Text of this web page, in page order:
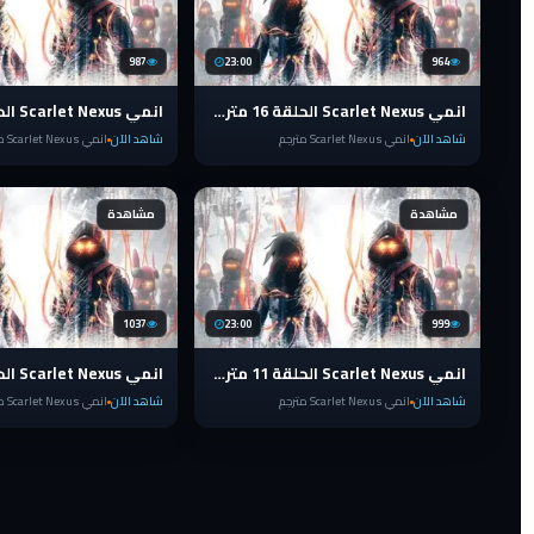
23:00 964
انمي Scarlet Nexus الحلقة 16 مترجم
شاهد الآن انمي Scarlet Nexus مترجم
987
شاهد الآنانمي Scarlet Nexus مترجم
مشاهدة
23:00 999
انمي Scarlet Nexus الحلقة 11 مترجم
شاهد الآن انمي Scarlet Nexus مترجم
مشاهدة
1037
شاهد الآنانمي Scarlet Nexus مترجم